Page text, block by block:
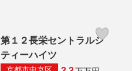
第１２長栄セントラルシ
ティーハイツ